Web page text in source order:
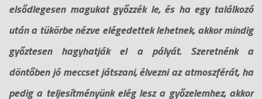
elsődlegesen magukat győzzék le, és ha egy találkozó
után a tükörbe nézve elégedettek lehetnek, akkor mindig
győztesen hagyhatják el a pályát. Szeretnénk a
döntőben jó meccset játszani, élvezni az atmoszférát, ha
pedig a teljesítményünk elég lesz a győzelemhez, akkor